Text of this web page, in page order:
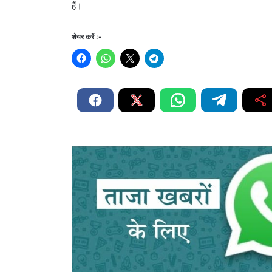
हैं।
शेयर करें :-